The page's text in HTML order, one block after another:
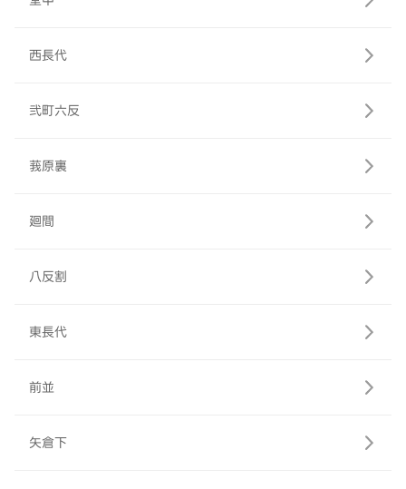
西長代
弐町六反
莪原裏
廻間
八反割
東長代
前並
矢倉下